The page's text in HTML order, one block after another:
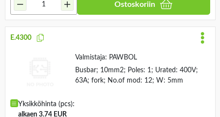
Ostoskoriin
E.4300
Valmistaja: PAWBOL
Busbar; 10mm2; Poles: 1; Urated: 400V;
63A; fork; No.of mod: 12; W: 5mm
Yksikköhinta (pcs):
alkaen 3.74 EUR